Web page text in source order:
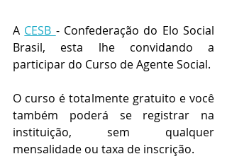
A CESB - Confederação do Elo Social
Brasil, esta lhe convidando a
participar do Curso de Agente Social.
O curso é totalmente gratuito e você
também poderá se registrar na
instituição, sem qualquer
mensalidade ou taxa de inscrição.